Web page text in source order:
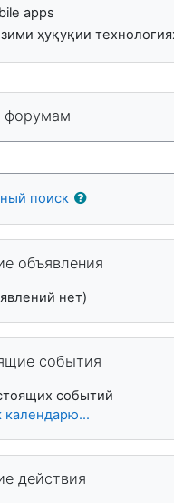
apps
ҳуқуқии
форумам
поиск
объявления
нет)
события
событий
календарю...
действия